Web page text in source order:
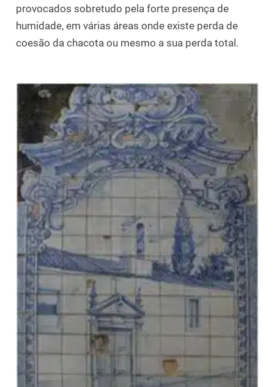
provocados sobretudo pela forte presença de
humidade, em várias áreas onde existe perda de
coesão da chacota ou mesmo a sua perda total.